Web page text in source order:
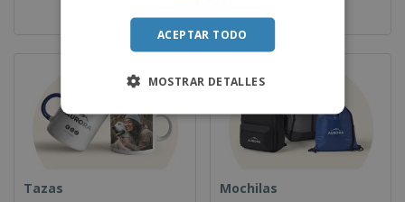
Tazas Mochilas
ACEPTAR TODO
MOSTRAR DETALLES